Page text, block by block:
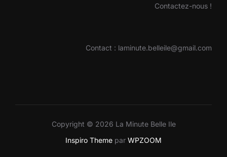
Contactez-nous !
Contact : laminute.belleile@gmail.com
Copyright © 2026 La Minute Belle Ile
Inspiro Theme par WPZOOM